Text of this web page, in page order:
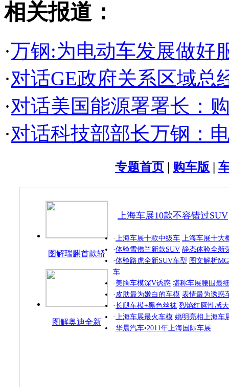
相关报道：
·万钢:为电动车发展做好
·对话GE政府关系区域总
·对话美国能源署署长：
·对话科技部部长万钢：
专题首页 购车版
图解瑞麒首款轿
跑
图解奥迪全新
上海车展10款不容错过SUV
·上海车展十款中级车 上海车展十大
·体验雪佛兰新款SUV 静态体验全新
·体验路虎全新SUV车型 图文解析
车
· 美胸车模深V诱惑 堪称车展腰围最
· 皮肤最为嫩白的车模 表情最为诱惑
·长腿车模+黑色丝袜 烈焰红唇性感
·上海车展最火车模 姚明亮相上海车
·华晨汽车•2011年上海国际车展